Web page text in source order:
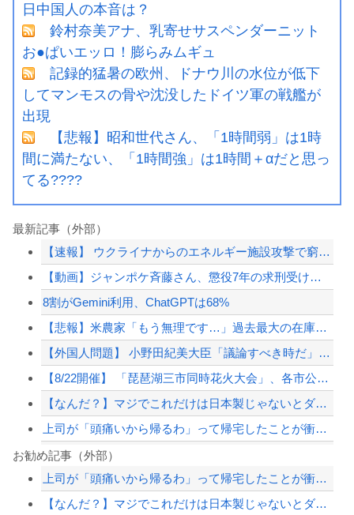
日中国人の本音は？
鈴村奈美アナ、乳寄せサスペンダーニット
お●ぱいエッロ！膨らみムギュ
記録的猛暑の欧州、ドナウ川の水位が低下
してマンモスの骨や沈没したドイツ軍の戦艦が
出現
【悲報】昭和世代さん、「1時間弱」は1時
間に満たない、「1時間強」は1時間＋αだと思っ
てる????
最新記事（外部）
【速報】 ウクライナからのエネルギー施設攻撃で窮地のロシアを韓国が助けていたこと...
【動画】ジャンポケ斉藤さん、懲役7年の求刑受けたあとのTikTokライブ配信がヤ...
8割がGemini利用、ChatGPTは68%
【悲報】米農家「もう無理です…」過去最大の在庫を抱える状態で新米収穫。新米価格も...
【外国人問題】 小野田紀美大臣「議論すべき時だ」→SNS「まだ議論もしてなかった...
【8/22開催】 「琵琶湖三市同時花火大会」、各市公式「そんな花火大会は存在しな...
【なんだ？】マジでこれだけは日本製じゃないとダメな物
上司が「頭痛いから帰るわ」って帰宅したことが衝撃的だった
8割がGemini利用、ChatGPTは68%
【画像】胸が大きいせいで成績が伸びない陸上部女子ｗｗｗｗｗｗｗｗｗｗｗｗ
お勧め記事（外部）
上司が「頭痛いから帰るわ」って帰宅したことが衝撃的だった
【なんだ？】マジでこれだけは日本製じゃないとダメな物